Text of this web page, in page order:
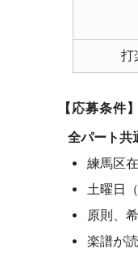
打
【応募条件】
全パート共
・ 練馬区
・ 土曜日
・ 原則、
・ 楽譜が